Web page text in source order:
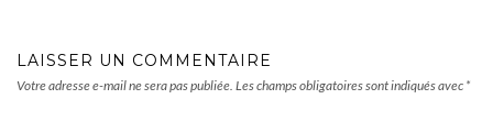
LAISSER UN COMMENTAIRE
Votre adresse e-mail ne sera pas publiée. Les champs obligatoires sont indiqués avec *